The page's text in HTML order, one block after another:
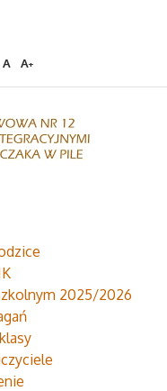
A A+
2025/2026